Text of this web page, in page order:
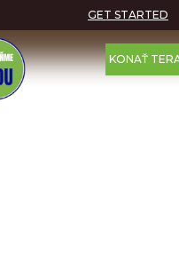
GET STARTED
KONAŤ